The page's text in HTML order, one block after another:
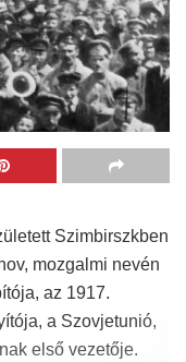
Szimbirszkben
mozgalmi nevén
az 1917.
a Szovjetunió,
első vezetője.